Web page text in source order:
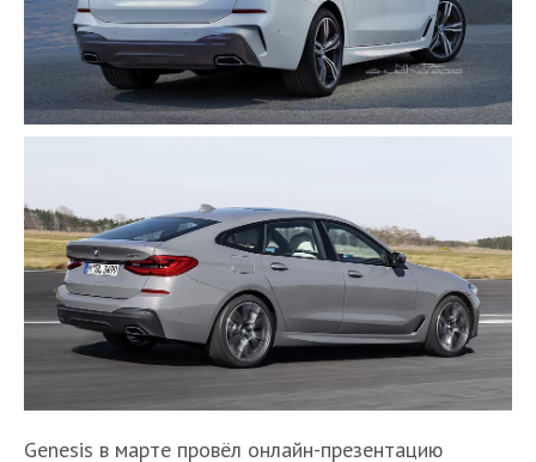
Genesis в марте провёл онлайн-презентацию